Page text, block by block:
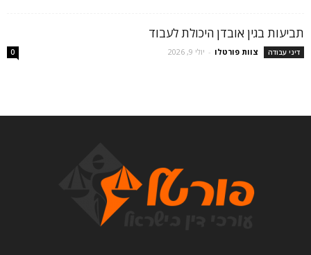
תביעות בגין אובדן היכולת לעבוד
דיני עבודה צוות פורטלו - יולי 9, 2026 0